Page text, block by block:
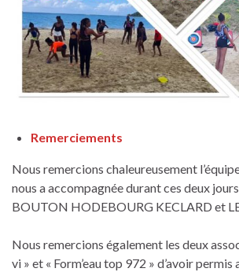
Remerciements
Nous remercions chaleureusement
nous a accompagnée durant ces deux
BOUTON HODEBOURG KECLARD et
Nous remercions également les deux
vi » et « Form’eau top 972 » d’avoir